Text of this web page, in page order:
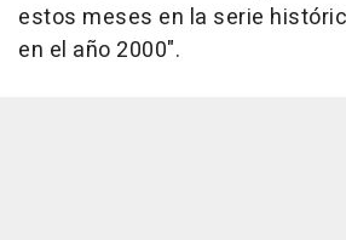
estos meses en la serie
en el año 2000".